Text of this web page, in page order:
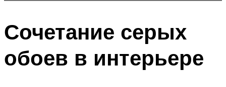
Сочетание серых
обоев в интерьере